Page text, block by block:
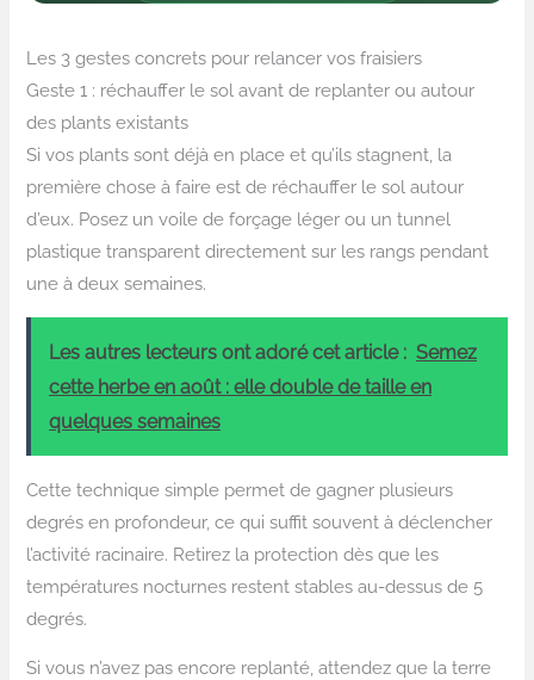
Les 3 gestes concrets pour relancer vos fraisiers
Geste 1 : réchauffer le sol avant de replanter ou autour
des plants existants
Si vos plants sont déjà en place et qu’ils stagnent, la
première chose à faire est de réchauffer le sol autour
d’eux. Posez un voile de forçage léger ou un tunnel
plastique transparent directement sur les rangs pendant
une à deux semaines.
Les autres lecteurs ont adoré cet article : Semez
cette herbe en août : elle double de taille en
quelques semaines
Cette technique simple permet de gagner plusieurs
degrés en profondeur, ce qui suffit souvent à déclencher
l’activité racinaire. Retirez la protection dès que les
températures nocturnes restent stables au-dessus de 5
degrés.
Si vous n’avez pas encore replanté, attendez que la terre